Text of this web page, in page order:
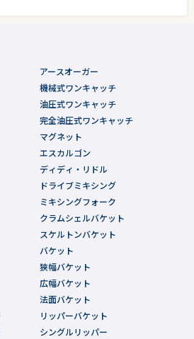
アースオーガー
機械式ワンキャッチ
油圧式ワンキャッチ
完全油圧式ワンキャッチ
マグネット
エスカルゴン
ディディ・リドル
ドライブミキシング
ミキシングフォーク
クラムシェルバケット
スケルトンバケット
バケット
狭幅バケット
広幅バケット
法面バケット
リッパーバケット
シングルリッパー